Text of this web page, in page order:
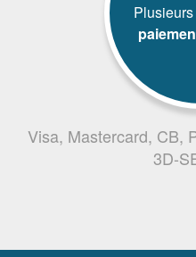
Visa, Mastercard, CB,
3D-